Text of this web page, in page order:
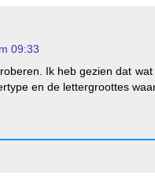
09:33
Ik heb gezien dat
en de lettergroottes